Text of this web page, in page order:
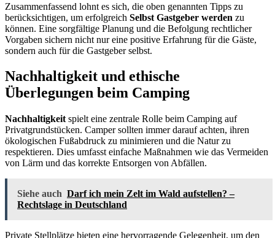
Zusammenfassend lohnt es sich, die oben genannten Tipps zu
berücksichtigen, um erfolgreich Selbst Gastgeber werden zu
können. Eine sorgfältige Planung und die Befolgung rechtlicher
Vorgaben sichern nicht nur eine positive Erfahrung für die Gäste,
sondern auch für die Gastgeber selbst.
Nachhaltigkeit und ethische
Überlegungen beim Camping
Nachhaltigkeit spielt eine zentrale Rolle beim Camping auf
Privatgrundstücken. Camper sollten immer darauf achten, ihren
ökologischen Fußabdruck zu minimieren und die Natur zu
respektieren. Dies umfasst einfache Maßnahmen wie das Vermeiden
von Lärm und das korrekte Entsorgen von Abfällen.
Siehe auch Darf ich mein Zelt im Wald aufstellen? –
Rechtslage in Deutschland
Private Stellplätze bieten eine hervorragende Gelegenheit, um den